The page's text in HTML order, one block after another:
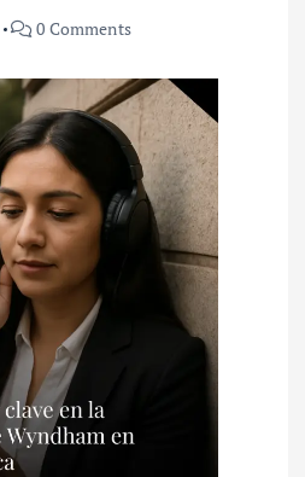
0 Comments